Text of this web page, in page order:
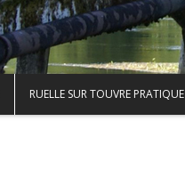
RUELLE SUR TOUVRE PRATIQUE